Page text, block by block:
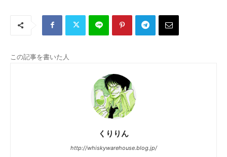
この記事を書いた人
くりりん
http://whiskywarehouse.blog.jp/